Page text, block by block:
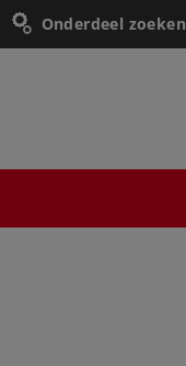
Onderdeel zoeken